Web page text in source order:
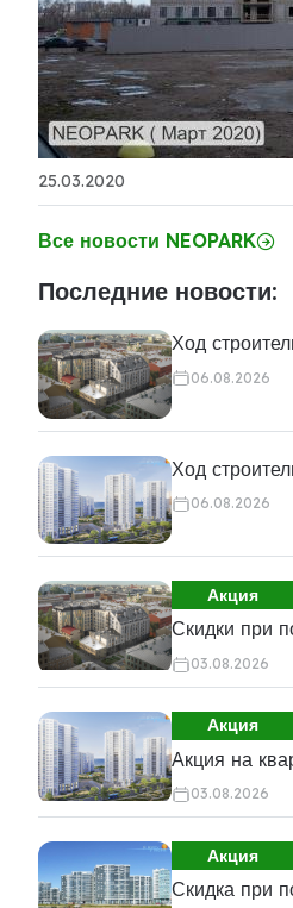
25.03.2020
Все новости NEOPARK
Последние новости:
Ход
06.08.2026
Ход
06.08.2026
Акция
Скидки при
03.08.2026
Акция
Акция на
03.08.2026
Акция
Скидка при